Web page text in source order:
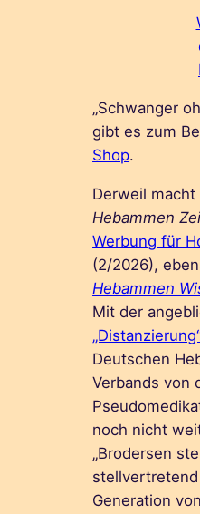
„Schwanger
gibt es zum
Shop.
Derweil
Hebammen
Werbung für
(2/2026),
Hebammen
Mit der
Deutschen
Verbands von
noch nicht
„Brodersen
Generation